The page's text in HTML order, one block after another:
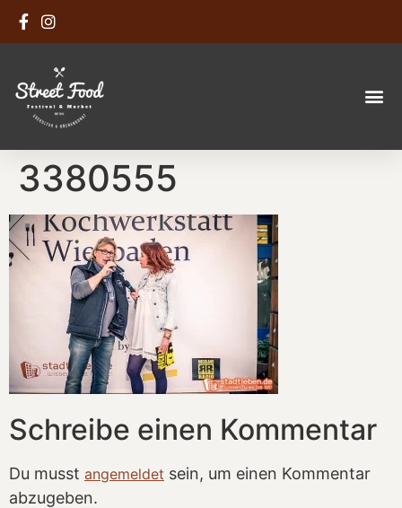
3380555
Schreibe einen Kommentar
Du musst angemeldet sein, um einen Kommentar
abzugeben.